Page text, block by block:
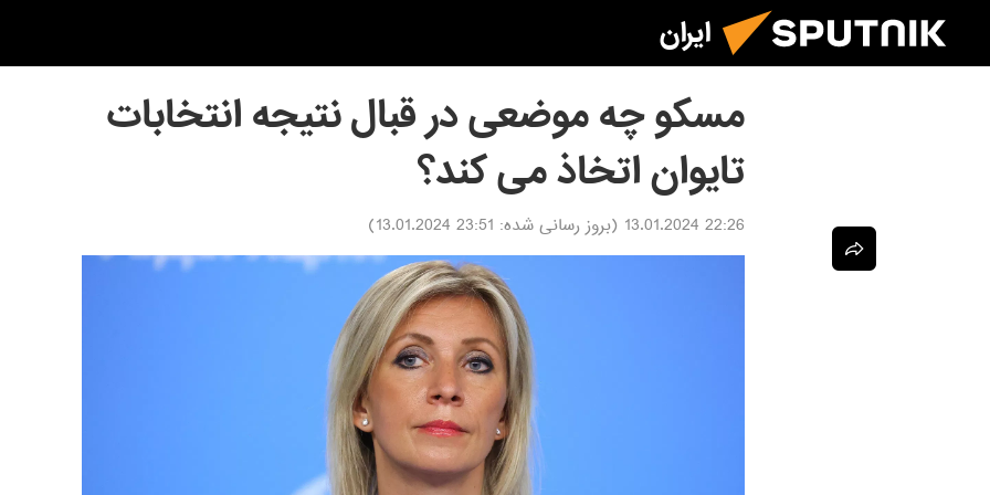
ایران
مسکو چه موضعی در قبال نتیجه انتخابات
تایوان اتخاذ می کند؟
22:26 13.01.2024 (بروز رسانی شده: 23:51 13.01.2024
)